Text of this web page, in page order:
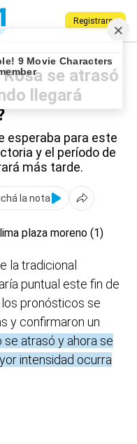
Registrarse
de Santa Rosa
se atrasó
llegará
esperaba para este
y el período de
más tarde.
la nota
la tradicional
puntual este fin de
los pronósticos se
y confirmaron un
se atrasó y ahora se
intensidad ocurra